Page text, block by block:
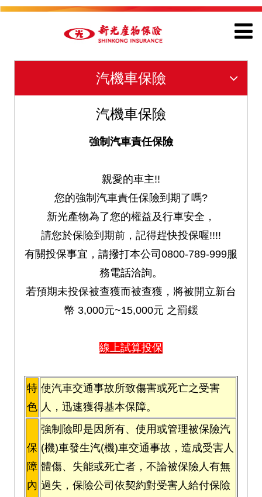
汽機車保險
汽機車保險
強制汽車責任保險
親愛的車主!!
您的強制汽車責任保險到期了嗎?
新光產物為了您的權益及行車安全，
請您於保險到期前，記得趕快投保喔!!!!
有關投保事宜，請撥打本公司0800-789-999服
務電話洽詢。
若預期未投保被查獲而被查獲，將被開立新台
幣 3,000元~15,000元 之罰鍰
線上試算投保
特
色
使汽車交通事故所致傷害或死亡之受害
人，迅速獲得基本保障。
保
障
內
強制險即是因所有、使用或管理被保險汽
(機)車發生汽(機)車交通事故，造成受害人
體傷、失能或死亡者，不論被保險人有無
過失，保險公司依契約對受害人給付保險